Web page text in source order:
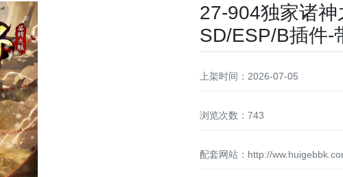
27-904独家诸
SD/ESP/B插件-
上架时间：2026-07-05
浏览次数：743
配套网站： http://